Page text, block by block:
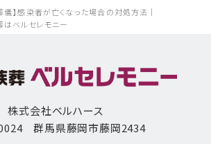
儀】感染者が亡くなった場合の対処方法｜
はベルセレモニー
株式会社ベルハース
群馬県藤岡市藤岡2434